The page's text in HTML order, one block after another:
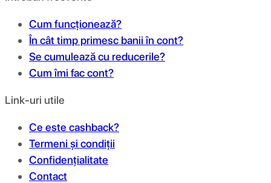
Cum funcționează?
În cât timp primesc banii în cont?
Se cumulează cu reducerile?
Cum îmi fac cont?
Link-uri utile
Ce este cashback?
Termeni și condiții
Confidențialitate
Contact